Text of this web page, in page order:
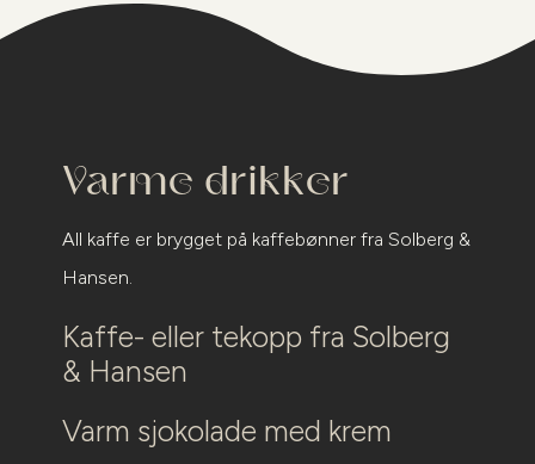
Varme drikker
All kaffe er brygget på kaffebønner fra Solberg &
Hansen.
Kaffe- eller tekopp fra Solberg
& Hansen
Varm sjokolade med krem